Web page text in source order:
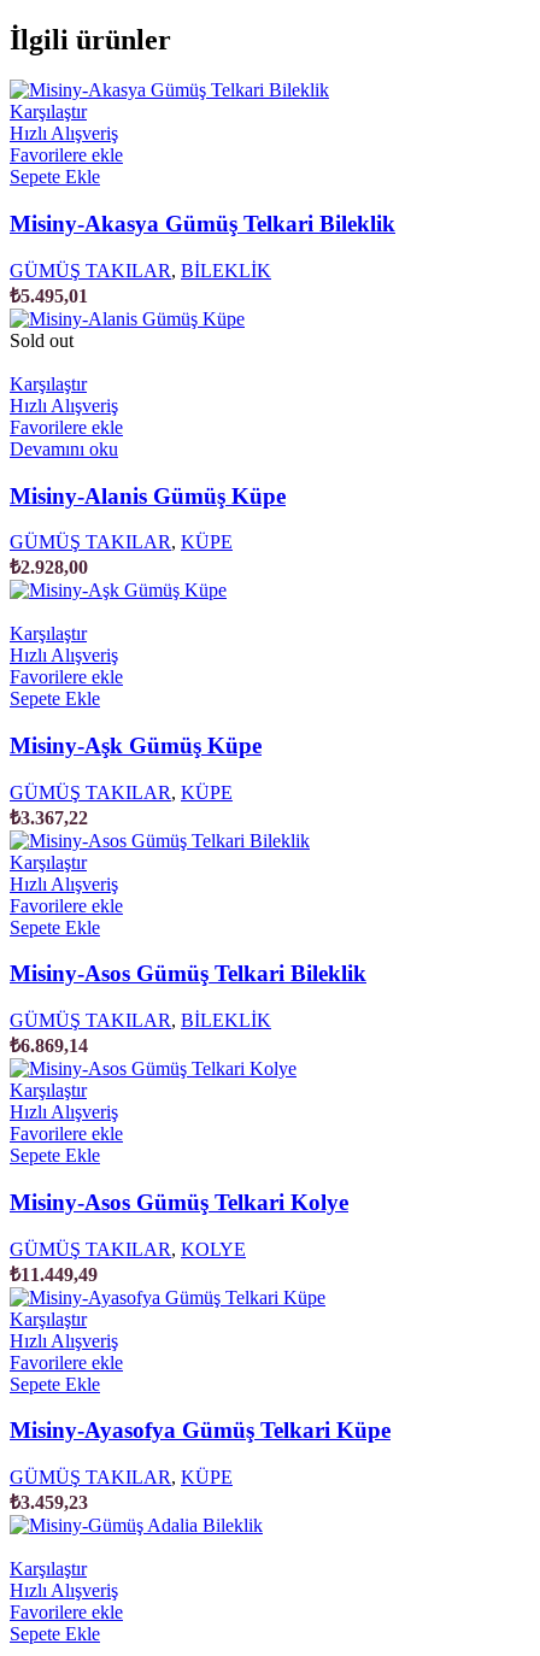
İlgili ürünler
Karşılaştır
Hızlı Alışveriş
Favorilere ekle
Sepete Ekle
Misiny-Akasya Gümüş Telkari Bileklik
GÜMÜŞ TAKILAR, BİLEKLİK
₺5.495,01
Sold out
Karşılaştır
Hızlı Alışveriş
Favorilere ekle
Devamını oku
Misiny-Alanis Gümüş Küpe
GÜMÜŞ TAKILAR, KÜPE
₺2.928,00
Karşılaştır
Hızlı Alışveriş
Favorilere ekle
Sepete Ekle
Misiny-Aşk Gümüş Küpe
GÜMÜŞ TAKILAR, KÜPE
₺3.367,22
Karşılaştır
Hızlı Alışveriş
Favorilere ekle
Sepete Ekle
Misiny-Asos Gümüş Telkari Bileklik
GÜMÜŞ TAKILAR, BİLEKLİK
₺6.869,14
Karşılaştır
Hızlı Alışveriş
Favorilere ekle
Sepete Ekle
Misiny-Asos Gümüş Telkari Kolye
GÜMÜŞ TAKILAR, KOLYE
₺11.449,49
Karşılaştır
Hızlı Alışveriş
Favorilere ekle
Sepete Ekle
Misiny-Ayasofya Gümüş Telkari Küpe
GÜMÜŞ TAKILAR, KÜPE
₺3.459,23
Karşılaştır
Hızlı Alışveriş
Favorilere ekle
Sepete Ekle